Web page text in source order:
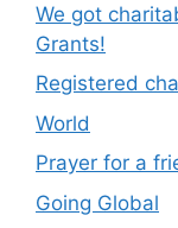
We got
Grants!
Registered
World
Prayer for a
Going Global